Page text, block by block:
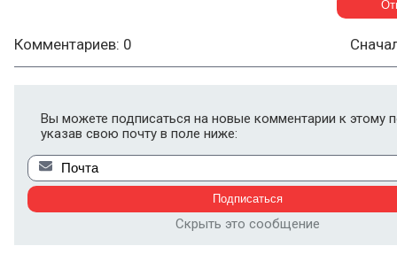
Комментариев: 0
Вы можете подписаться на новые комментарии к этому
указав свою почту в поле ниже:
Скрыть это сообщение